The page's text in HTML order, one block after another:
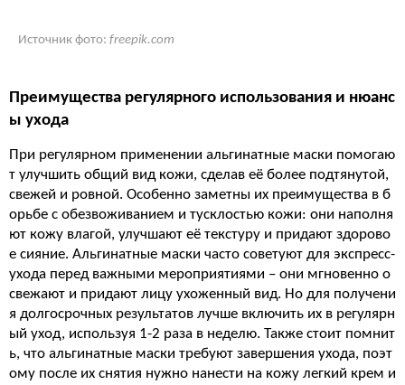
Источник фото: freepik.com
Преимущества регулярного использования и нюанс
ы ухода
При регулярном применении альгинатные маски помогаю
т улучшить общий вид кожи, сделав её более подтянутой,
свежей и ровной. Особенно заметны их преимущества в б
орьбе с обезвоживанием и тусклостью кожи: они наполня
ют кожу влагой, улучшают её текстуру и придают здорово
е сияние. Альгинатные маски часто советуют для экспресс-
ухода перед важными мероприятиями – они мгновенно о
свежают и придают лицу ухоженный вид. Но для получени
я долгосрочных результатов лучше включить их в регулярн
ый уход, используя 1-2 раза в неделю. Также стоит помнит
ь, что альгинатные маски требуют завершения ухода, поэт
ому после их снятия нужно нанести на кожу легкий крем и